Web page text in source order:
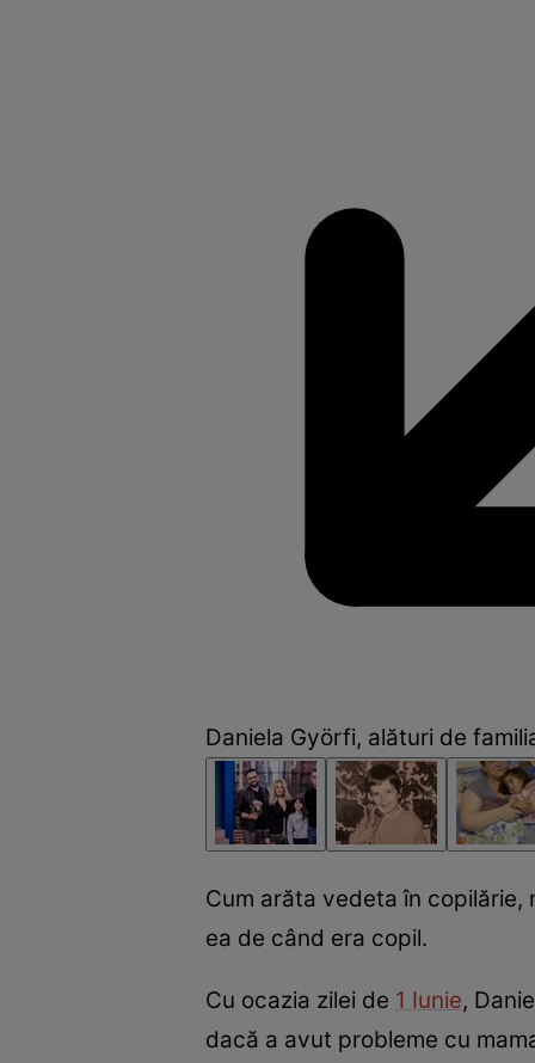
Daniela Györfi, alături de
Cum arăta vedeta în
ea de când era copil.
Cu ocazia zilei de 1 Iunie,
dacă a avut probleme cu